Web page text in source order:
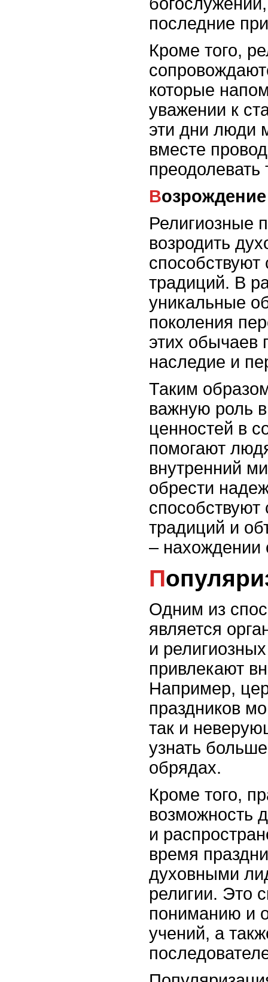
последние
Кроме того,
которые
уважении к
эти дни люди
вместе
преодолевать
Религиозные
возродить
традиций. В
уникальные
поколения
этих обычаев
наследие и
Таким
важную роль
ценностей в
помогают
внутренний
обрести
традиций и
– нахождении
Одним из
является
и
привлекают
Например,
праздников
так и
узнать
обрядах.
Кроме того,
возможность
и
время
духовными
религии. Это
пониманию и
учений, а